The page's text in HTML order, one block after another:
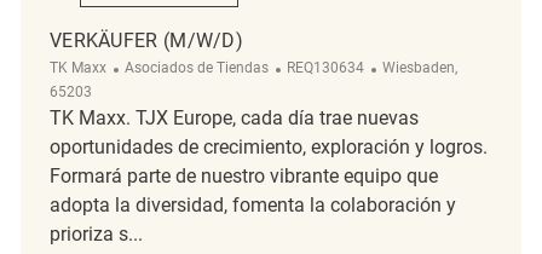
VERKÄUFER (M/W/D)
TK Maxx Categoría
Asociados de Tiendas ReqId
REQ130634 Ubicación
Wiesbaden,
65203
TK Maxx. TJX Europe, cada día trae nuevas
oportunidades de crecimiento, exploración y logros.
Formará parte de nuestro vibrante equipo que
adopta la diversidad, fomenta la colaboración y
prioriza s...